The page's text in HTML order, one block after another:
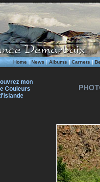
Home|News|Albums|Carnets|
mon
Couleurs